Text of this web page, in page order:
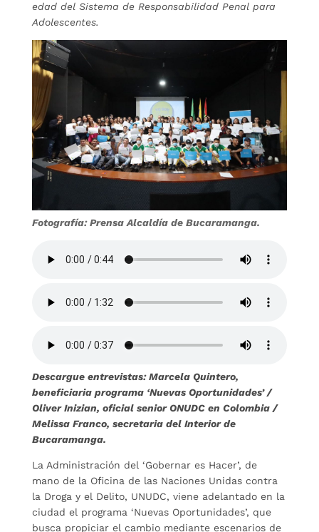
edad del Sistema de Responsabilidad Penal para
Adolescentes.
Fotografía: Prensa Alcaldía de Bucaramanga.
Descargue entrevistas: Marcela Quintero,
beneficiaria programa ‘Nuevas Oportunidades’ /
Oliver Inizian, oficial senior ONUDC en Colombia /
Melissa Franco, secretaria del Interior de
Bucaramanga.
La Administración del ‘Gobernar es Hacer’, de
mano de la Oficina de las Naciones Unidas contra
la Droga y el Delito, UNUDC, viene adelantado en la
ciudad el programa ‘Nuevas Oportunidades’, que
busca propiciar el cambio mediante escenarios de